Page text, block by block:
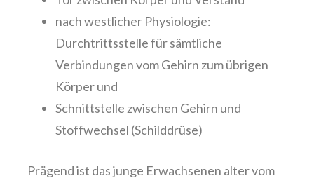
nach westlicher Physiologie:
Durchtrittsstelle für sämtliche
Verbindungen vom Gehirn zum übrigen
Körper und
Schnittstelle zwischen Gehirn und
Stoffwechsel (Schilddrüse)
Prägend ist das junge Erwachsenen alter vom